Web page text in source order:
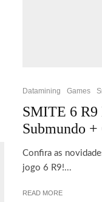
Datamining Games
SMITE 6 R9
Submundo +
Confira as
jogo 6 R9!...
READ MORE